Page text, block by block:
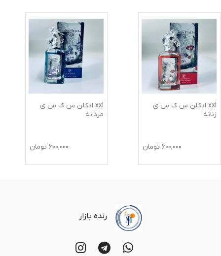
xxl ادکلن س ک س ی
زنانه
600,000 تومان
xxl ادکلن س ک س ی
مردانه
600,000 تومان
رنده بازار